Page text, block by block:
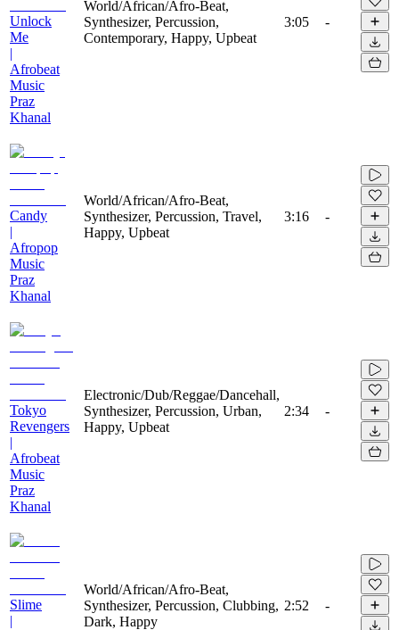
Unlock
Me
|
Afrobeat
Music
Praz
Khanal
World/African/Afro-Beat,
Synthesizer, Percussion,
Contemporary, Happy, Upbeat
3:05 -
Candy
|
Afropop
Music
Praz
Khanal
World/African/Afro-Beat,
Synthesizer, Percussion, Travel,
Happy, Upbeat
3:16 -
Tokyo
Revengers
|
Afrobeat
Music
Praz
Khanal
Electronic/Dub/Reggae/Dancehall,
Synthesizer, Percussion, Urban,
Happy, Upbeat
2:34 -
Slime
|
World/African/Afro-Beat,
Synthesizer, Percussion, Clubbing,
Dark, Happy
2:52 -